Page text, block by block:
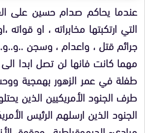
عندما يحاكم صدام حسين على
التي ارتكبتها مخابراته ، او
جرائم قتل ، واعدام ، وسجن
مهما كانت فانها لن تصل ابدا
طفلة في عمر الزهور بهمجية
طرف الجنود الأمريكيين الذين
الجنود الذين ارسلهم الرئيس